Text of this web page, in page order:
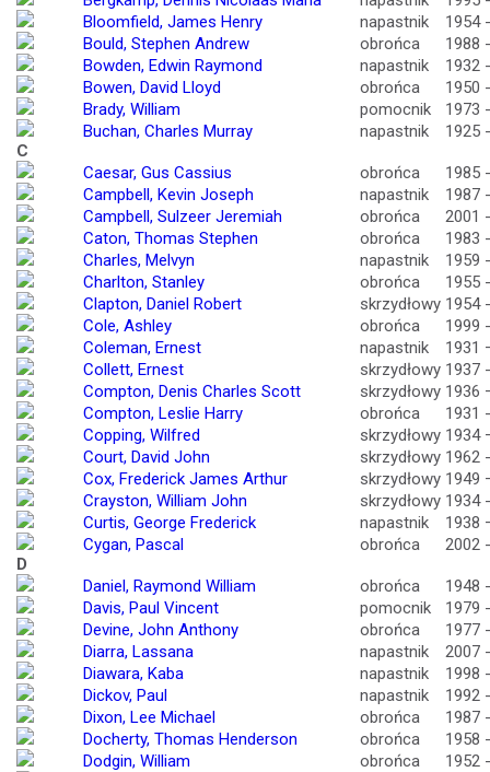
Bloomfield, James Henry
napastnik
1954
Bould, Stephen Andrew
obrońca
1988
Bowden, Edwin Raymond
napastnik
1932
Bowen, David Lloyd
obrońca
1950
Brady, William
pomocnik
1973
Buchan, Charles Murray
napastnik
1925
C
Caesar, Gus Cassius
obrońca
1985
Campbell, Kevin Joseph
napastnik
1987
Campbell, Sulzeer Jeremiah
obrońca
2001
Caton, Thomas Stephen
obrońca
1983
Charles, Melvyn
napastnik
1959
Charlton, Stanley
obrońca
1955
Clapton, Daniel Robert
skrzydłowy 1954
Cole, Ashley
obrońca
1999
Coleman, Ernest
napastnik
1931
Collett, Ernest
skrzydłowy 1937
Compton, Denis Charles Scott
skrzydłowy 1936
Compton, Leslie Harry
obrońca
1931
Copping, Wilfred
skrzydłowy 1934
Court, David John
skrzydłowy 1962
Cox, Frederick James Arthur
skrzydłowy 1949
Crayston, William John
skrzydłowy 1934
Curtis, George Frederick
napastnik
1938
Cygan, Pascal
obrońca
2002
D
Daniel, Raymond William
obrońca
1948
Davis, Paul Vincent
pomocnik
1979
Devine, John Anthony
obrońca
1977
Diarra, Lassana
napastnik
2007
Diawara, Kaba
napastnik
1998
Dickov, Paul
napastnik
1992
Dixon, Lee Michael
obrońca
1987
Docherty, Thomas Henderson
obrońca
1958
Dodgin, William
obrońca
1952